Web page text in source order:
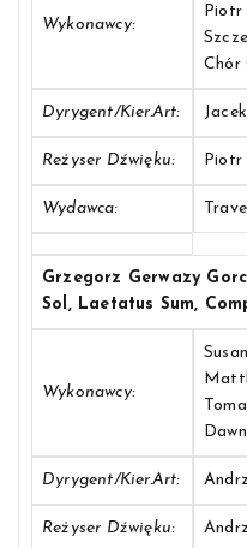
Wykonawcy:
Piotr
Chór
Dyrygent/Kier.art:
Reżyser Dźwięku: Piotr
Wydawca:
Grzegorz Gerwazy
Sol, Laetatus Sum,
Wykonawcy:
Dyrygent/Kier.art:
Reżyser Dźwięku: